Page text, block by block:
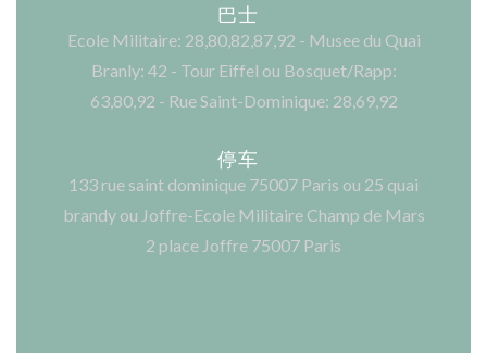
巴士
Ecole Militaire: 28,80,82,87,92 - Musee du Quai
Branly: 42 - Tour Eiffel ou Bosquet/Rapp:
63,80,92 - Rue Saint-Dominique: 28,69,92
停车
133 rue saint dominique 75007 Paris ou 25 quai
brandy ou Joffre-Ecole Militaire Champ de Mars
2 place Joffre 75007 Paris